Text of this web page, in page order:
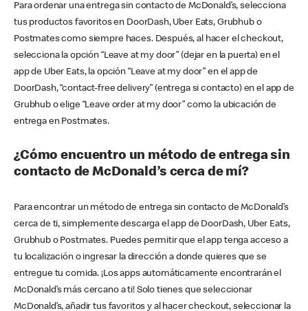
Para ordenar una entrega sin contacto de McDonald’s, selecciona
tus productos favoritos en DoorDash, Uber Eats, Grubhub o
Postmates como siempre haces. Después, al hacer el checkout,
selecciona la opción “Leave at my door” (dejar en la puerta) en el
app de Uber Eats, la opción “Leave at my door” en el app de
DoorDash, “contact-free delivery” (entrega si contacto) en el app de
Grubhub o elige “Leave order at my door” como la ubicación de
entrega en Postmates.
¿Cómo encuentro un método de entrega sin
contacto de McDonald’s cerca de mí?
Para encontrar un método de entrega sin contacto de McDonald’s
cerca de ti, simplemente descarga el app de DoorDash, Uber Eats,
Grubhub o Postmates. Puedes permitir que el app tenga acceso a
tu localización o ingresar la dirección a donde quieres que se
entregue tu comida. ¡Los apps automáticamente encontrarán el
McDonald’s más cercano a ti! Solo tienes que seleccionar
McDonald’s, añadir tus favoritos y al hacer checkout, seleccionar la